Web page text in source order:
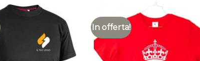
In offerta!